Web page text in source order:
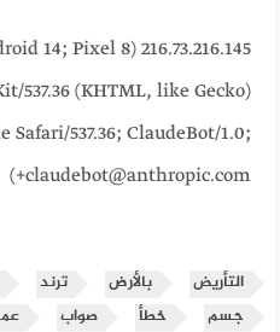
Android 14; Pixel 8)
537.36 (KHTML, like Gecko)
Safari/537.36; ClaudeBot/1.0;
+claudebot@anthropic.com)
التأريض بالأرض ترند
جسم
خطأ صواب